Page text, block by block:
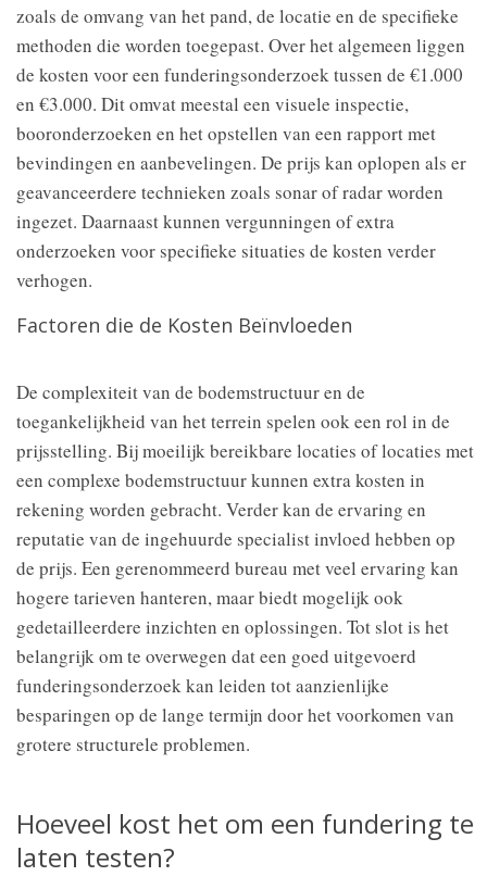
zoals de omvang van het pand, de locatie en de specifieke
methoden die worden toegepast. Over het algemeen liggen
de kosten voor een funderingsonderzoek tussen de €1.000
en €3.000. Dit omvat meestal een visuele inspectie,
booronderzoeken en het opstellen van een rapport met
bevindingen en aanbevelingen. De prijs kan oplopen als er
geavanceerdere technieken zoals sonar of radar worden
ingezet. Daarnaast kunnen vergunningen of extra
onderzoeken voor specifieke situaties de kosten verder
verhogen.
Factoren die de Kosten Beïnvloeden
De complexiteit van de bodemstructuur en de
toegankelijkheid van het terrein spelen ook een rol in de
prijsstelling. Bij moeilijk bereikbare locaties of locaties met
een complexe bodemstructuur kunnen extra kosten in
rekening worden gebracht. Verder kan de ervaring en
reputatie van de ingehuurde specialist invloed hebben op
de prijs. Een gerenommeerd bureau met veel ervaring kan
hogere tarieven hanteren, maar biedt mogelijk ook
gedetailleerdere inzichten en oplossingen. Tot slot is het
belangrijk om te overwegen dat een goed uitgevoerd
funderingsonderzoek kan leiden tot aanzienlijke
besparingen op de lange termijn door het voorkomen van
grotere structurele problemen.
Hoeveel kost het om een fundering te
laten testen?